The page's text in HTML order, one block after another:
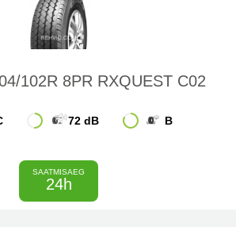
102R 8PR RXQUEST C02
72 dB
B
SAATMISAEG
24h